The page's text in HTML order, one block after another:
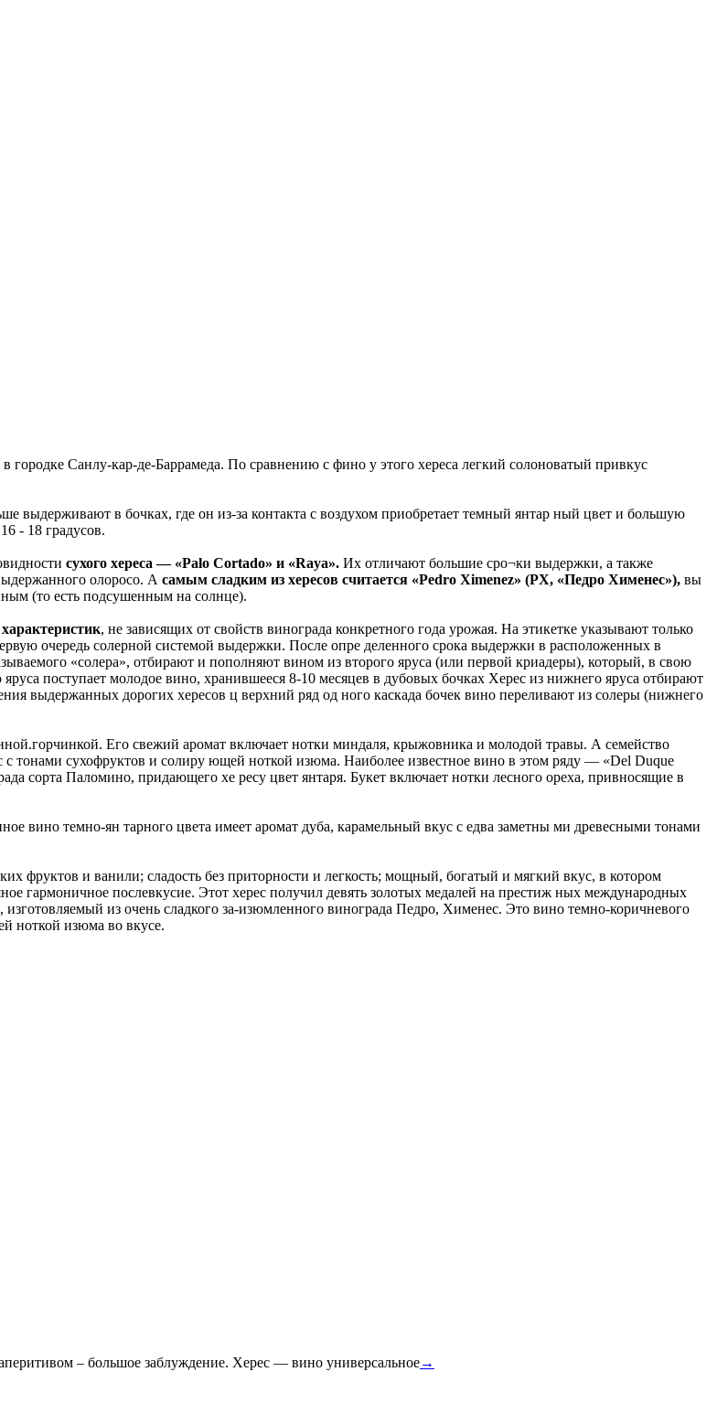
городке Санлу-кар-де-Баррамеда. По сравнению с фино у этого хереса легкий солоноватый привкус
выдерживают в бочках, где он из-за контакта с воздухом приобретает темный янтар ный цвет и большую
- 18 градусов.
сухого хереса — «Palo Cortado» и «Raya». Их отличают большие сро¬ки выдержки, а также
олоросо. А самым сладким из хересов считается «Pedro Ximenez» (PX, «Педро Хименес»), вы
(то есть подсушенным на солнце).
, не зависящих от свойств винограда конкретного года урожая. На этикетке указывают только
очередь солерной системой выдержки. После опре деленного срока выдержки в расположенных в
«солера», отбирают и пополняют вином из второго яруса (или первой криадеры), который, в свою
поступает молодое вино, хранившееся 8-10 месяцев в дубовых бочках Херес из нижнего яруса отбирают
выдержанных дорогих хересов ц верхний ряд од ного каскада бочек вино переливают из солеры (нижнего
Его свежий аромат включает нотки миндаля, крыжовника и молодой травы. А семейство
сухофруктов и солиру ющей ноткой изюма. Наиболее известное вино в этом ряду — «Del Duque
сорта Паломино, придающего хе ресу цвет янтаря. Букет включает нотки лесного ореха, привносящие в
вино темно-ян тарного цвета имеет аромат дуба, карамельный вкус с едва заметны ми древесными тонами
фруктов и ванили; сладость без приторности и легкость; мощный, богатый и мягкий вкус, в котором
гармоничное послевкусие. Этот херес получил девять золотых медалей на престиж ных международных
из очень сладкого за-изюмленного винограда Педро, Хименес. Это вино темно-коричневого
ноткой изюма во вкусе.
– большое заблуждение. Херес — вино универсальное→